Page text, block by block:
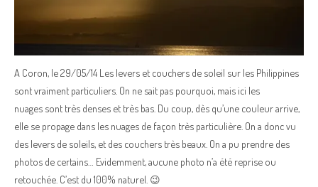
A Coron, le 29/05/14 Les levers et couchers de soleil sur les Philippines
sont vraiment particuliers. On ne sait pas pourquoi, mais ici les
nuages sont très denses et très bas. Du coup, dès qu’une couleur arrive,
elle se propage dans les nuages de façon très particulière. On a donc vu
des levers de soleils, et des couchers très beaux. On a pu prendre des
photos de certains… Evidemment, aucune photo n’a été reprise ou
retouchée. C’est du 100% naturel. 😉